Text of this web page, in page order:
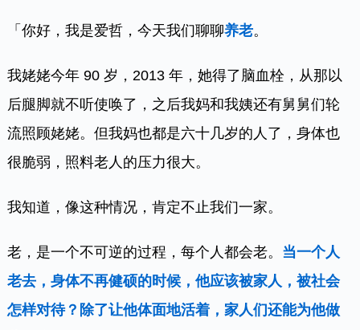
「你好，我是爱哲，今天我们聊聊养老。
我姥姥今年 90 岁，2013 年，她得了脑血栓，从那以
后腿脚就不听使唤了，之后我妈和我姨还有舅舅们轮
流照顾姥姥。但我妈也都是六十几岁的人了，身体也
很脆弱，照料老人的压力很大。
我知道，像这种情况，肯定不止我们一家。
老，是一个不可逆的过程，每个人都会老。 当一个人
老去，身体不再健硕的时候，他应该被家人，被社会
怎样对待？除了让他体面地活着，家人们还能为他做